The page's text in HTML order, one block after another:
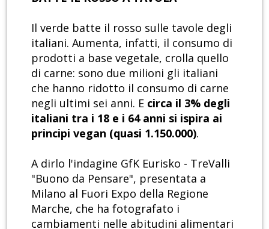
Il verde batte il rosso sulle tavole degli
italiani. Aumenta, infatti, il consumo di
prodotti a base vegetale, crolla quello
di carne: sono due milioni gli italiani
che hanno ridotto il consumo di carne
negli ultimi sei anni. E circa il 3% degli
italiani tra i 18 e i 64 anni si ispira ai
principi vegan (quasi 1.150.000).
A dirlo l'indagine GfK Eurisko - TreValli
"Buono da Pensare", presentata a
Milano al Fuori Expo della Regione
Marche, che ha fotografato i
cambiamenti nelle abitudini alimentari